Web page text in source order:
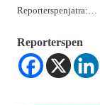
Reporterspenjatra:…
Reporterspen